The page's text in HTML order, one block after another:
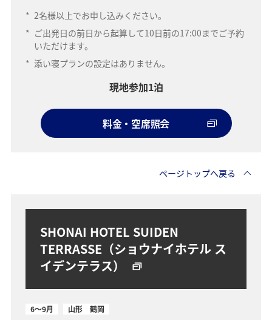
* 2名様以上でお申し込みください。
* ご出発日の前日から起算して10日前の17:00までご予約
いただけます。
* 添い寝プランの設定はありません。
現地参加1泊
料金・空席照会
ページトップへ戻る
SHONAI HOTEL SUIDEN
TERRASSE（ショウナイホテル ス
イデンテラス）
6～9月 山形 鶴岡